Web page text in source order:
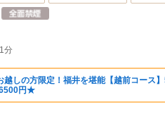
1分
越しの方限定！福井を堪能【越前コース】
円★